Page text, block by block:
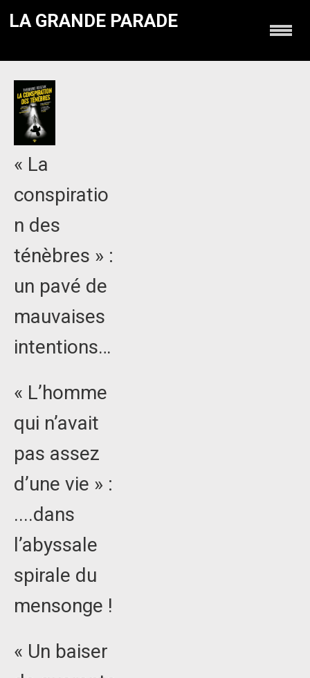
LA GRANDE PARADE
« La
conspiratio
n des
ténèbres » :
un pavé de
mauvaises
intentions…
« L’homme
qui n’avait
pas assez
d’une vie » :
....dans
l’abyssale
spirale du
mensonge !
« Un baiser